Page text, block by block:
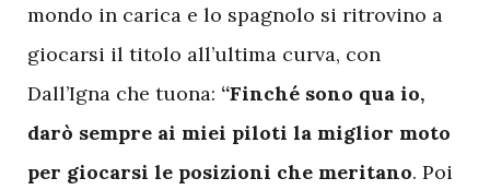
mondo in carica e lo spagnolo si ritrovino a
giocarsi il titolo all’ultima curva, con
Dall’Igna che tuona: “Finché sono qua io,
darò sempre ai miei piloti la miglior moto
per giocarsi le posizioni che meritano. Poi